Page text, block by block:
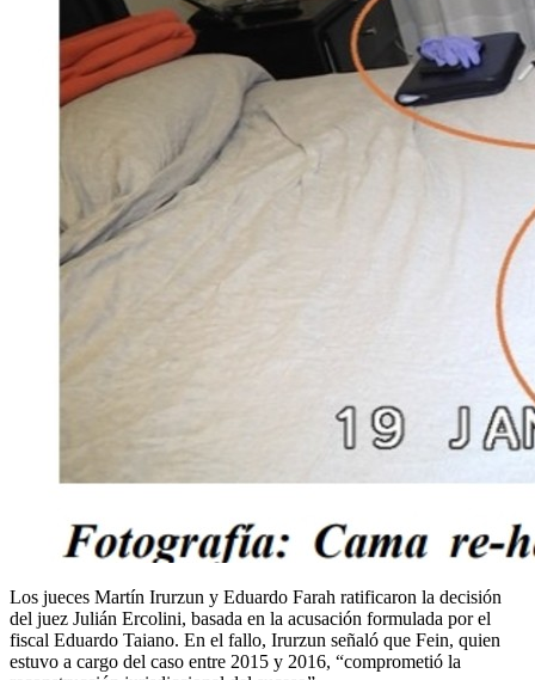
Los jueces Martín Irurzun y Eduardo Farah ratificaron la decisión
del juez Julián Ercolini, basada en la acusación formulada por el
fiscal Eduardo Taiano. En el fallo, Irurzun señaló que Fein, quien
estuvo a cargo del caso entre 2015 y 2016, “comprometió la